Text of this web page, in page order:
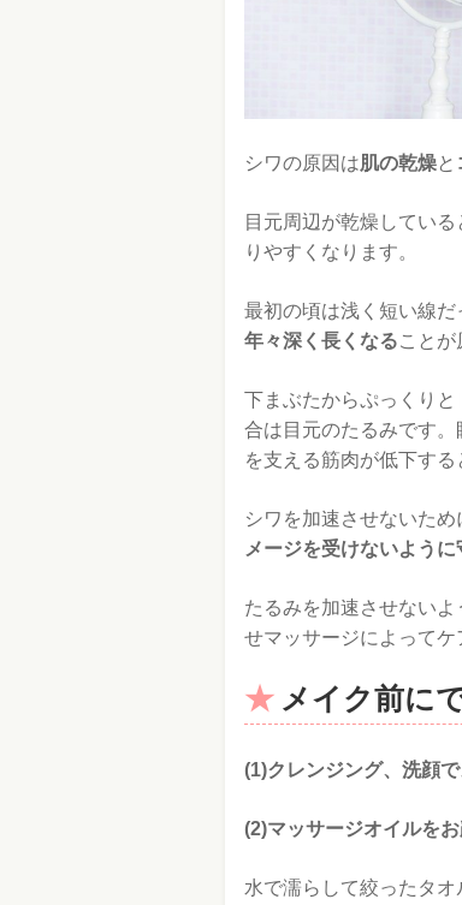
シワの原因は肌の乾燥と
目元周辺が乾燥してい
りやすくなります。
最初の頃は浅く短い線だ
年々深く長くなることが
下まぶたからぷっくり
合は目元のたるみです
を支える筋肉が低下する
シワを加速させないため
メージを受けないように
たるみを加速させない
せマッサージによってケ
メイク前に
(1)クレンジング、洗顔
(2)マッサージオイルを
水で濡らして絞ったタ